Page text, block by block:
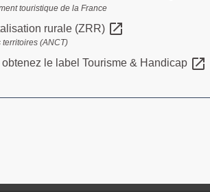
touristique de la France
rurale (ZRR) open_in_new
(ANCT)
le label Tourisme & Handicap open_in_new